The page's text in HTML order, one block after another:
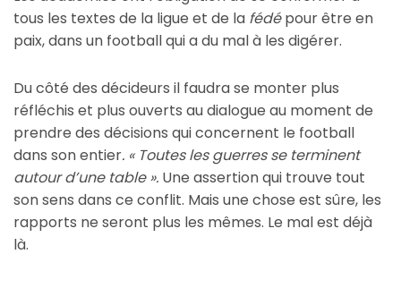
tous les textes de la ligue et de la fédépour être en
paix, dans un football qui a du mal à les digérer.
Du côté des décideurs il faudra se monter plus
réfléchis et plus ouverts au dialogue au moment de
prendre des décisions qui concernent le football
dans son entier. « Toutes les guerres se terminent
autour d’une table ». Une assertion qui trouve tout
son sens dans ce conflit. Mais une chose est sûre, les
rapports ne seront plus les mêmes. Le mal est déjà
là.